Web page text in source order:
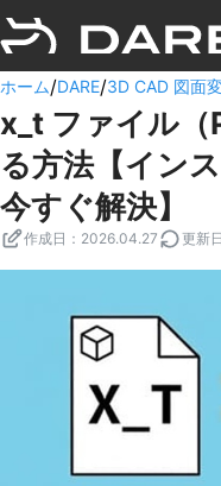
ホーム/DARE/3D CAD 図面
x_t ファイル
る方法【イン
今すぐ解決】
作成日 ： 2026.04.27 更新日